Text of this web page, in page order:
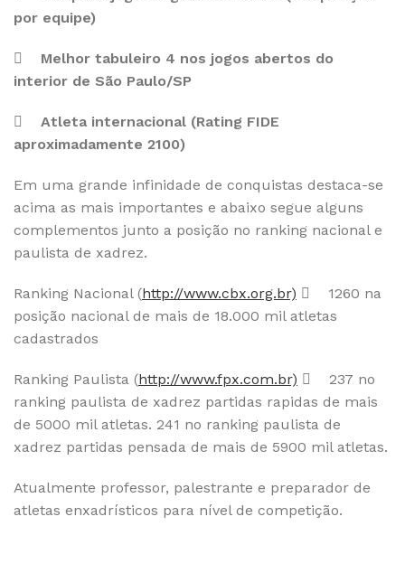
por equipe)
 Melhor tabuleiro 4 nos jogos abertos do
interior de São Paulo/SP
 Atleta internacional (Rating FIDE
aproximadamente 2100)
Em uma grande infinidade de conquistas destaca-se
acima as mais importantes e abaixo segue alguns
complementos junto a posição no ranking nacional e
paulista de xadrez.
Ranking Nacional (http://www.cbx.org.br)  1260 na
posição nacional de mais de 18.000 mil atletas
cadastrados
Ranking Paulista (http://www.fpx.com.br)  237 no
ranking paulista de xadrez partidas rapidas de mais
de 5000 mil atletas. 241 no ranking paulista de
xadrez partidas pensada de mais de 5900 mil atletas.
Atualmente professor, palestrante e preparador de
atletas enxadrísticos para nível de competição.